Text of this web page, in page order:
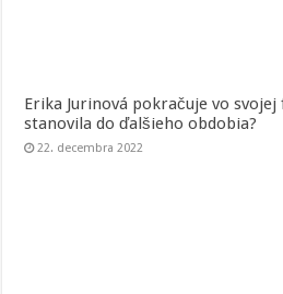
Erika Jurinová pokračuje vo
stanovila do ďalšieho obdobia?
22. decembra 2022